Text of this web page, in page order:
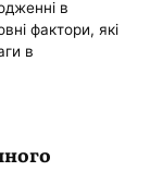
в
фактори, які
в